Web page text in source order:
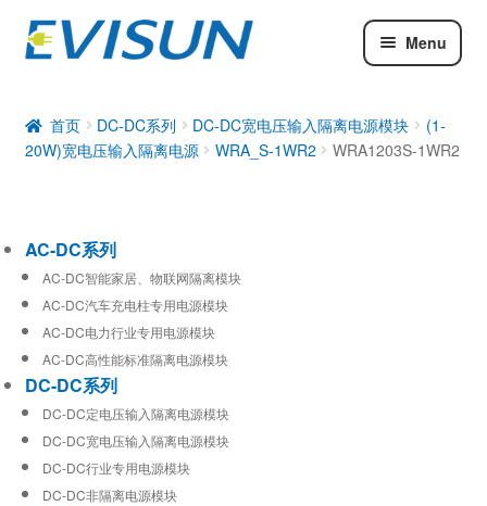
Menu
DC-DC系列
工业通信模块
首页 DC-DC系列 DC-DC宽电压输入隔离电源模块
(1-
20W)宽电压输入隔离电源
WRA_S-1WR2 WRA1203S-1WR2
AC-DC系列
AC-DC智能家居、物联网隔离模块
AC-DC汽车充电柱专用电源模块
AC-DC电力行业专用电源模块
AC-DC高性能标准隔离电源模块
DC-DC系列
DC-DC定电压输入隔离电源模块
DC-DC宽电压输入隔离电源模块
DC-DC行业专用电源模块
DC-DC非隔离电源模块